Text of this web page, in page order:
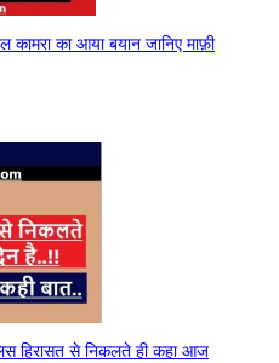
का आया बयान जानिए माफ़ी
हिरासत से निकलते ही कहा आज